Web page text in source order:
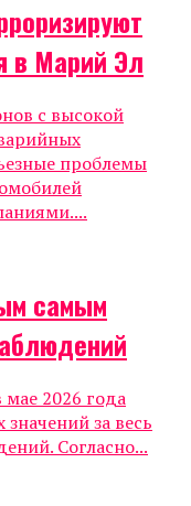
в Марий Эл
с высокой
проблемы
самым
мае 2026 года
за весь
Согласно...